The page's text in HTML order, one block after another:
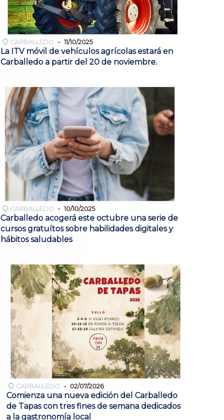
CARBALLEDO 11/10/2025
La ITV móvil de vehículos agrícolas estará en
Carballedo a partir del 20 de noviembre.
CARBALLEDO 10/10/2025
Carballedo acogerá este octubre una serie de
cursos gratuítos sobre habilidades digitales y
hábitos saludables
CARBALLEDO 02/07/2026
Comienza una nueva edición del Carballedo
de Tapas con tres fines de semana dedicados
a la gastronomía local